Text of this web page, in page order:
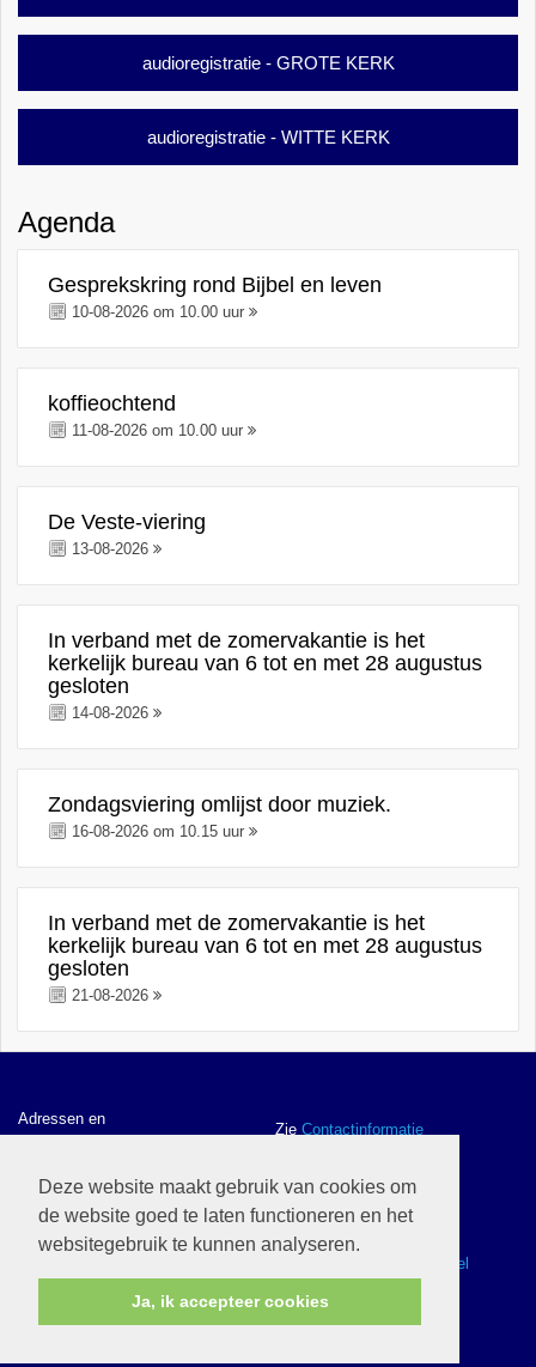
Deze website maakt gebruik van cookies om
de website goed te laten functioneren en het
websitegebruik te kunnen analyseren.
Ja, ik accepteer cookies
audioregistratie - GROTE KERK
audioregistratie - WITTE KERK
Agenda
Gesprekskring rond Bijbel en leven
10-08-2026 om 10.00 uur
koffieochtend
11-08-2026 om 10.00 uur
De Veste-viering
13-08-2026
In verband met de zomervakantie is het
kerkelijk bureau van 6 tot en met 28 augustus
gesloten
14-08-2026
Zondagsviering omlijst door muziek.
16-08-2026 om 10.15 uur
In verband met de zomervakantie is het
kerkelijk bureau van 6 tot en met 28 augustus
gesloten
21-08-2026
Adressen en
contactgegevens
Zie Contactinformatie
ANBI gegevens en
ZieANBI
Ik wil naar de webwinkel